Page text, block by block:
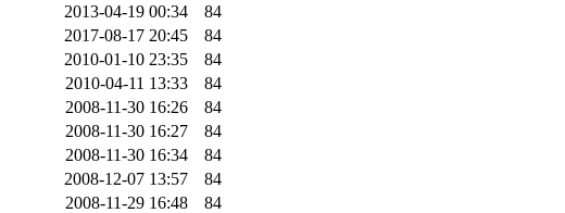
2013-04-19 00:34
84
2017-08-17 20:45
84
2010-01-10 23:35
84
2010-04-11 13:33
84
2008-11-30 16:26
84
2008-11-30 16:27
84
2008-11-30 16:34
84
2008-12-07 13:57
84
2008-11-29 16:48
84